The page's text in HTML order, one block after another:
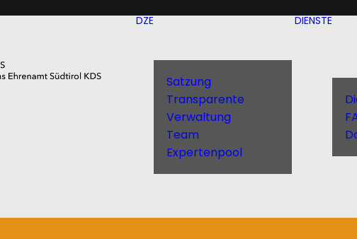
DZE
Satzung
Transparente
Verwaltung
Team
Expertenpool
DIENSTE